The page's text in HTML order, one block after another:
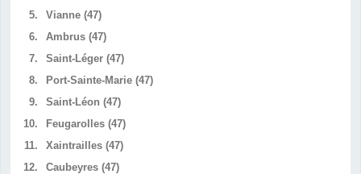
5.
Vianne (47)
6.
Ambrus (47)
7.
Saint-Léger (47)
8.
Port-Sainte-Marie (47)
9.
Saint-Léon (47)
10.
Feugarolles (47)
11.
Xaintrailles (47)
12.
Caubeyres (47)